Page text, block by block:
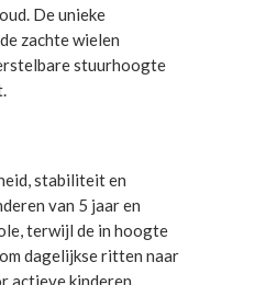
De unieke
zachte wielen
stuurhoogte
stabiliteit en
van 5 jaar en
terwijl de in hoogte
dagelijkse ritten naar
actieve kinderen.